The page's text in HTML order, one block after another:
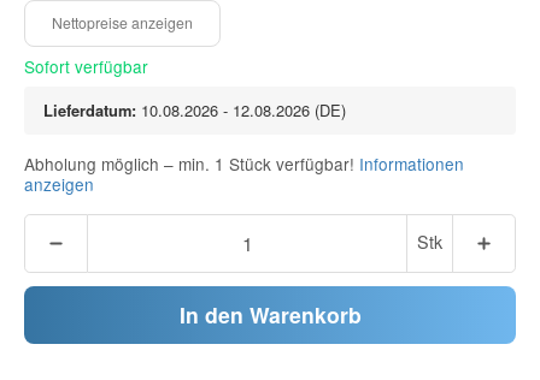
Sofort verfügbar
Lieferdatum: 10.08.2026 - 12.08.2026 (DE)
Abholung möglich – min. 1 Stück verfügbar! Informationen
anzeigen
Stk
In den Warenkorb